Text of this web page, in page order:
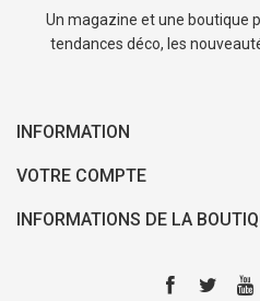
Un magazine et une boutique
tendances déco, les
INFORMATION
VOTRE COMPTE
INFORMATIONS DE LA